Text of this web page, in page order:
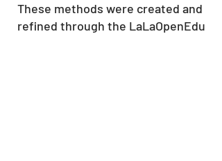
These methods were created and
refined through the LaLaOpenEdu